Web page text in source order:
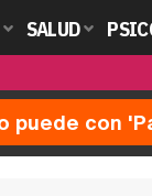
SALUD
con